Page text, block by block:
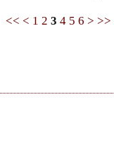
<< < 1 2 3 4 5 6 > >>